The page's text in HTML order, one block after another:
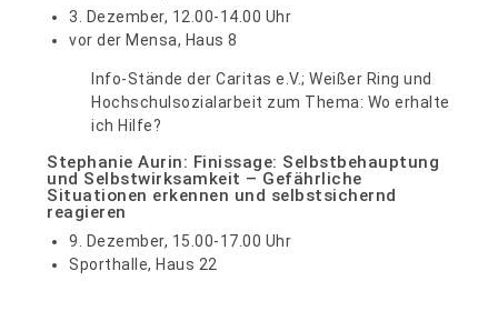
3. Dezember, 12.00-14.00 Uhr
vor der Mensa, Haus 8
Info-Stände der Caritas e.V.; Weißer Ring und
Hochschulsozialarbeit zum Thema: Wo erhalte
ich Hilfe?
Stephanie Aurin: Finissage: Selbstbehauptung
und Selbstwirksamkeit – Gefährliche
Situationen erkennen und selbstsichernd
reagieren
9. Dezember, 15.00-17.00 Uhr
Sporthalle, Haus 22